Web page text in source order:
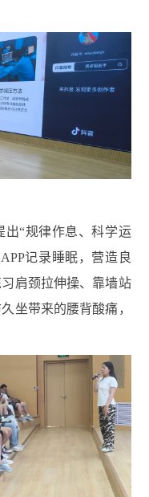
出“规律作息、科学运
记录睡眠，营造良
肩颈拉伸操、靠墙站
坐带来的腰背酸痛，